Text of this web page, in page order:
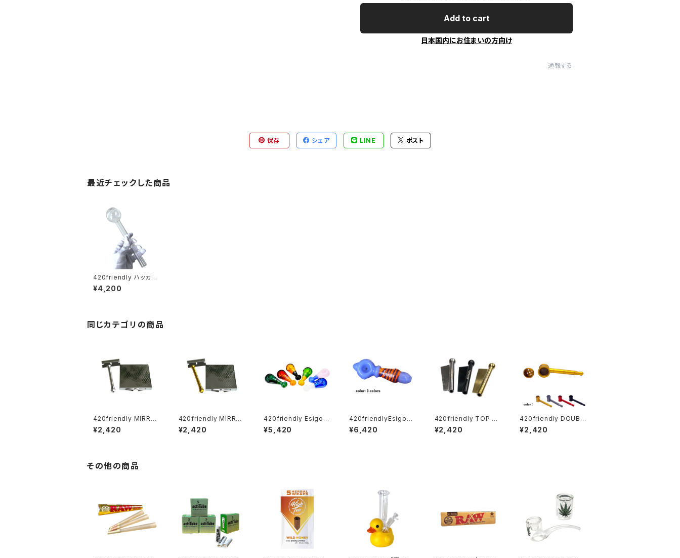
Add to cart
日本国内にお住まいの方向け
通報する
保存 シェア LINE ポスト
最近チェックした商品
420friendly ハッカ用
ガラスパイプ - 特大21c
m
¥4,200
同じカテゴリの商品
420friendly MIRRO
R SNUFF KIT (ミラー
スナッフキット)
¥2,420
420friendly MIRRO
R SNUFF KIT (ミラー
スナッフキット)
¥2,420
420friendly Esigo
(エジーゴ) - ミニスプ
ーン ガラスパイプ
¥5,420
420friendlyEsigo
(エジーゴ) -ウィグワグ
ガラスパイプ
¥6,420
420friendly TOP PU
FF スニッフィング チュ
ーブ・ヘラ付き
¥2,420
420friendly DOUBL
E SCREEN HAMMER
(ダブルスクリーンハン
¥2,420
その他の商品